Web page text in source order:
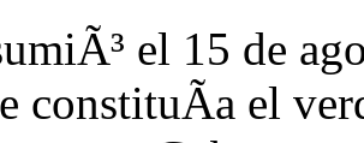
el 15 de
constituÃ­a el